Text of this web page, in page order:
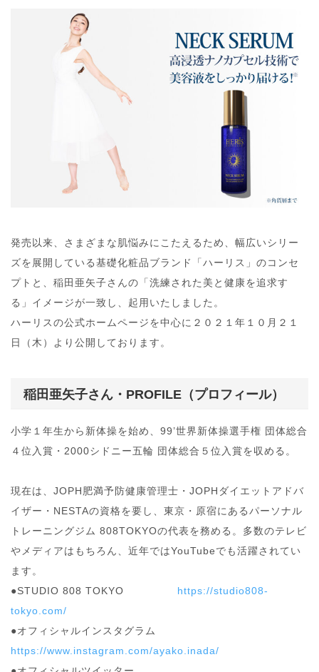
発売以来、さまざまな肌悩みにこたえるため、幅広いシリー
ズを展開している基礎化粧品ブランド「ハーリス」のコンセ
プトと、稲田亜矢子さんの「洗練された美と健康を追求す
る」イメージが一致し、起用いたしました。
ハーリスの公式ホームページを中心に２０２１年１０月２１
日（木）より公開しております。
稲田亜矢子さん・PROFILE（プロフィール）
小学１年生から新体操を始め、99’世界新体操選手権 団体総合
４位入賞・2000シドニー五輪 団体総合５位入賞を収める。
現在は、JOPH肥満予防健康管理士・JOPHダイエットアドバ
イザー・NESTAの資格を要し、東京・原宿にあるパーソナル
トレーニングジム 808TOKYOの代表を務める。多数のテレビ
やメディアはもちろん、近年ではYouTubeでも活躍されてい
ます。
●STUDIO 808 TOKYO https://studio808-
tokyo.com/
●オフィシャルインスタグラム
https://www.instagram.com/ayako.inada/